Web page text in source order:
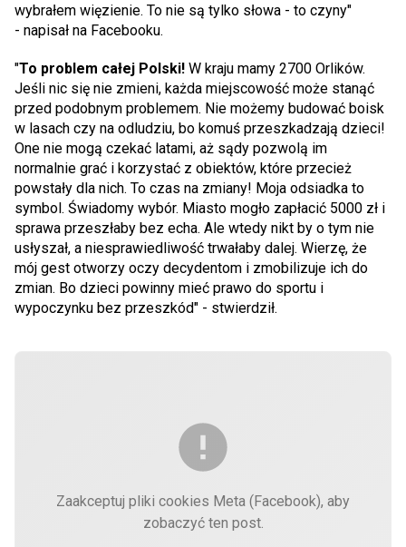
wybrałem więzienie. To nie są tylko słowa - to czyny"
- napisał na Facebooku.
"To problem całej Polski! W kraju mamy 2700 Orlików.
Jeśli nic się nie zmieni, każda miejscowość może stanąć
przed podobnym problemem. Nie możemy budować boisk
w lasach czy na odludziu, bo komuś przeszkadzają dzieci!
One nie mogą czekać latami, aż sądy pozwolą im
normalnie grać i korzystać z obiektów, które przecież
powstały dla nich. To czas na zmiany! Moja odsiadka to
symbol. Świadomy wybór. Miasto mogło zapłacić 5000 zł i
sprawa przeszłaby bez echa. Ale wtedy nikt by o tym nie
usłyszał, a niesprawiedliwość trwałaby dalej. Wierzę, że
mój gest otworzy oczy decydentom i zmobilizuje ich do
zmian. Bo dzieci powinny mieć prawo do sportu i
wypoczynku bez przeszkód" - stwierdził.
Zaakceptuj pliki cookies Meta (Facebook), aby
zobaczyć ten post.